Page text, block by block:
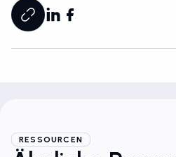
RESSOURCEN